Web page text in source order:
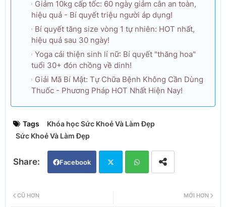
Giảm 10kg cấp tốc: 60 ngày giảm cân an toàn,
hiệu quả - Bí quyết triệu người áp dụng!
Bí quyết tăng size vòng 1 tự nhiên: HOT nhất,
hiệu quả sau 30 ngày!
Yoga cải thiện sinh lí nữ: Bí quyết "thăng hoa"
tuổi 30+ đón chồng về dinh!
Giải Mã Bí Mật: Tự Chữa Bệnh Không Cần Dùng
Thuốc - Phương Pháp HOT Nhất Hiện Nay!
Tags
Khóa học Sức Khoẻ Và Làm Đẹp
Sức Khoẻ Và Làm Đẹp
Facebook
MỚI HƠN
CŨ HƠN